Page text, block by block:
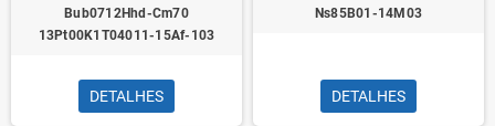
Bub0712Hhd-Cm70
13Pt00K1T04011-15Af-103
DETALHES
Ns85B01-14M03
DETALHES